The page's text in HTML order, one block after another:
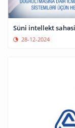
Süni intellekt
28-12-2024